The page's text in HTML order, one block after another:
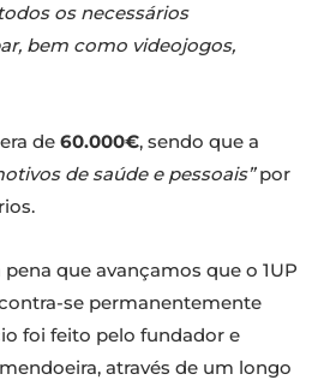
os necessários
bem como videojogos,
de 60.000€, sendo que a
de saúde e pessoais”por
que avançamos que o 1UP
se permanentemente
foi feito pelo fundador e
através de um longo